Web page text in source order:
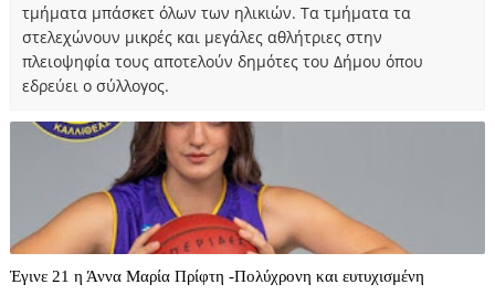
τμήματα μπάσκετ όλων των ηλικιών. Τα τμήματα τα
στελεχώνουν μικρές και μεγάλες αθλήτριες στην
πλειοψηφία τους αποτελούν δημότες του Δήμου όπου
εδρεύει ο σύλλογος.
Έγινε 21 η Άννα Μαρία Πρίφτη -Πολύχρονη και ευτυχισμένη